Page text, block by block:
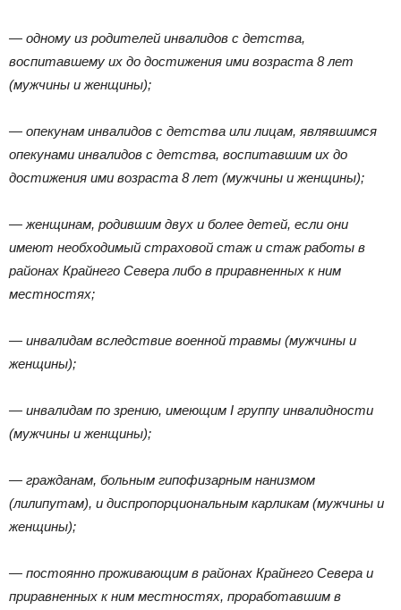
— одному из родителей инвалидов с детства,
воспитавшему их до достижения ими возраста 8 лет
(мужчины и женщины);
— опекунам инвалидов с детства или лицам, являвшимся
опекунами инвалидов с детства, воспитавшим их до
достижения ими возраста 8 лет (мужчины и женщины);
— женщинам, родившим двух и более детей, если они
имеют необходимый страховой стаж и стаж работы в
районах Крайнего Севера либо в приравненных к ним
местностях;
— инвалидам вследствие военной травмы (мужчины и
женщины);
— инвалидам по зрению, имеющим I группу инвалидности
(мужчины и женщины);
— гражданам, больным гипофизарным нанизмом
(лилипутам), и диспропорциональным карликам (мужчины и
женщины);
— постоянно проживающим в районах Крайнего Севера и
приравненных к ним местностях, проработавшим в